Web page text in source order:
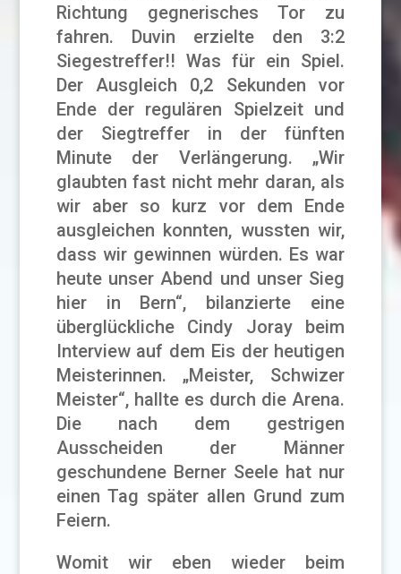
Richtung gegnerisches Tor zu
fahren. Duvin erzielte den 3:2
Siegestreffer!! Was für ein Spiel.
Der Ausgleich 0,2 Sekunden vor
Ende der regulären Spielzeit und
der Siegtreffer in der fünften
Minute der Verlängerung. „Wir
glaubten fast nicht mehr daran, als
wir aber so kurz vor dem Ende
ausgleichen konnten, wussten wir,
dass wir gewinnen würden. Es war
heute unser Abend und unser Sieg
hier in Bern“, bilanzierte eine
überglückliche Cindy Joray beim
Interview auf dem Eis der heutigen
Meisterinnen. „Meister, Schwizer
Meister“, hallte es durch die Arena.
Die nach dem gestrigen
Ausscheiden der Männer
geschundene Berner Seele hat nur
einen Tag später allen Grund zum
Feiern.
Womit wir eben wieder beim